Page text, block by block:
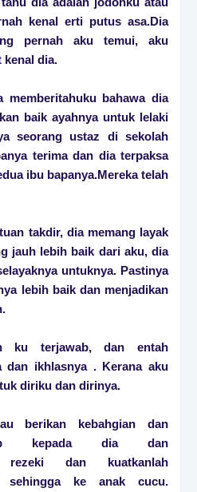
kenal erti putus asa.Dia
pernah aku temui, aku
kenal dia.
memberitahuku bahawa dia
baik ayahnya untuk lelaki
seorang ustaz di sekolah
terima dan dia terpaksa
ibu bapanya.Mereka telah
takdir, dia memang layak
jauh lebih baik dari aku, dia
untuknya. Pastinya
lebih baik dan menjadikan
ku terjawab, dan entah
ikhlasnya . Kerana aku
diriku dan dirinya.
berikan kebahgian dan
kepada dia dan
rezeki dan kuatkanlah
sehingga ke anak cucu.